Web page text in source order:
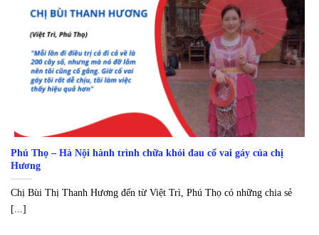
Phú Thọ – Hà Nội hành trình chữa khỏi đau cổ vai gáy của chị
Hương
Chị Bùi Thị Thanh Hương đến từ Việt Trì, Phú Thọ có những chia sẻ
[...]